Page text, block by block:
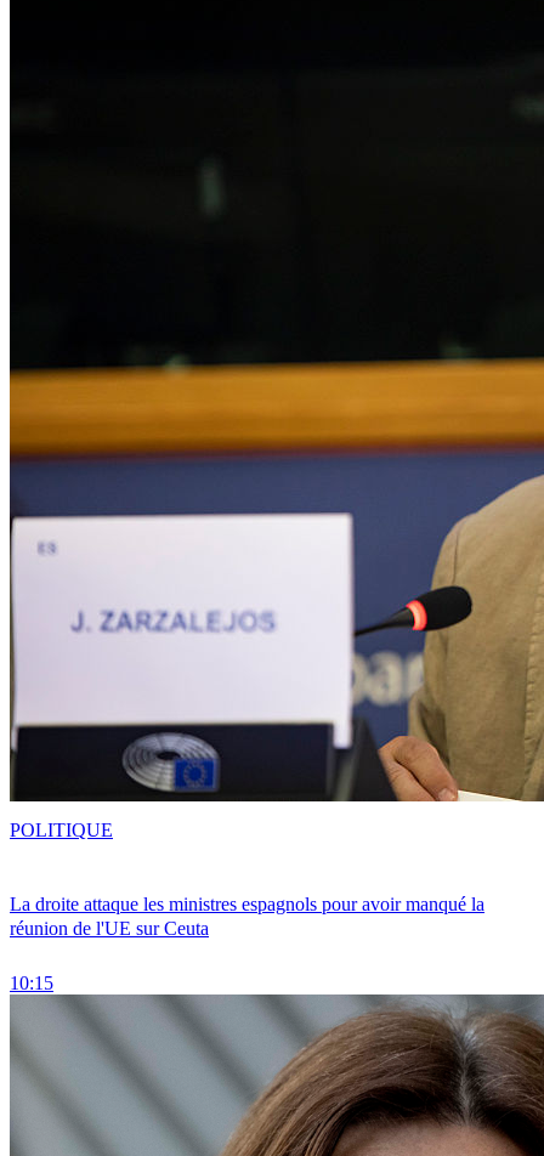
La droite attaque les ministres espagnols pour avoir manqué la
réunion de l'UE sur Ceuta
10:15
POLITIQUE